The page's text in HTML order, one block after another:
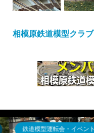
相模原鉄道模型クラブ
ジオラマ出張貸出